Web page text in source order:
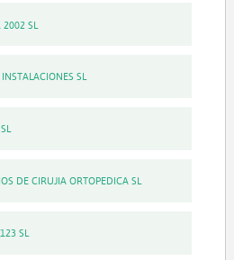
2002 SL
SL
DE CIRUJIA ORTOPEDICA SL
SL